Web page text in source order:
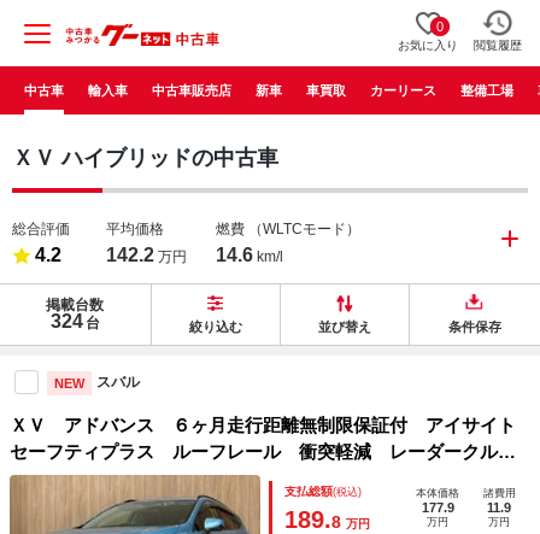
0
お気に入り 閲覧履歴
中古車 輸入車 中古車販売店 新車 車買取 カーリース 整備工場
ＸＶ ハイブリッドの中古車
総合評価
4.2
平均価格
142.2 万円
燃費 （WLTCモード）
14.6 km/l
掲載台数
324 台 絞り込む 並び替え 条件保存
NEW スバル
ＸＶ アドバンス ６ヶ月走行距離無制限保証付 アイサイト
セーフティプラス ルーフレール 衝突軽減 レーダークルー
ズ ＳＤナビ ＤＶＤ再生 Ｂｌｕｅｔｏｏｔｈ パドルシフ
ト 禁煙車 ＥＴＣ コーナーセンサー レーンキープ
支払総額(税込)
189.8 万円
本体価格
177.9
万円
諸費用
11.9
万円